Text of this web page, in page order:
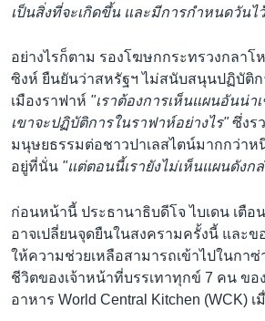
เป็นสิ่งที่จะเกิดขึ้น และมีการกำหนดวันไ
อย่างไรก็ตาม รองโฆษกกระทรวงกลาโ
ซิงห์ ยืนยันว่าสหรัฐฯ ไม่สนับสนุนปฏิบัติก
เมืองราฟาห์ "เราต้องการเห็นแผนอันน่า
เขาจะปฏิบัติการในราฟาห์อย่างไร"ซึ่งร
มนุษยธรรมต่อชาวปาเลสไตน์มากกว่า
อยู่ที่นั่น "แต่ตอนนี้เรายังไม่เห็นแผนดังก
ก่อนหน้านี้ ประธานาธิบดีโจ ไบเดน เตือ
อาจเปลี่ยนจุดยืนในสงครามครั้งนี้ และข
ให้ความช่วยเหลือสามารถเข้าไปในกาซ่
ชีวิตของเจ้าหน้าที่บรรเทาทุกข์ 7 คน ขอ
อาหาร World Central Kitchen (WCK)